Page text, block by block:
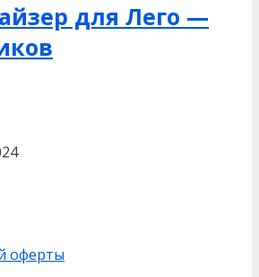
для Лего —
оферты